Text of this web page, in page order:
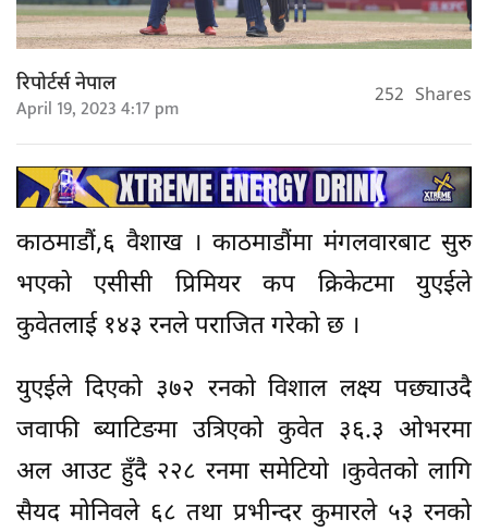
रिपोर्टर्स नेपाल
April 19, 2023 4:17 pm 252 Shares
काठमाडौं,६ वैशाख । काठमाडौंमा मंगलवारबाट सुरु
भएको एसीसी प्रिमियर कप क्रिकेटमा युएईले
कुवेतलाई १४३ रनले पराजित गरेको छ ।
युएईले दिएको ३७२ रनको विशाल लक्ष्य पछ्याउदै
जवाफी ब्याटिङमा उत्रिएको कुवेत ३६.३ ओभरमा
अल आउट हुँदै २२८ रनमा समेटियो ।कुवेतको लागि
सैयद मोनिवले ६८ तथा प्रभीन्दर कुमारले ५३ रनको